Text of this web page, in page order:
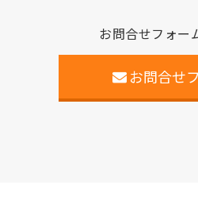
お問合せフォー
お問合せ